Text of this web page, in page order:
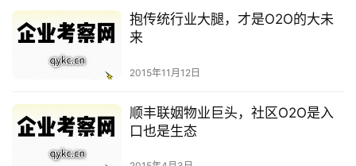
抱传统行业大腿，才是O2O的大未
来
2015年11月12日
顺丰联姻物业巨头，社区O2O是入
口也是生态